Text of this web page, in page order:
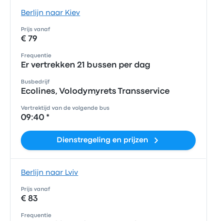
Berlijn naar Kiev
Prijs vanaf
€ 79
Frequentie
Er vertrekken 21 bussen per dag
Busbedrijf
Ecolines, Volodymyrets Transservice
Vertrektijd van de volgende bus
09:40 *
Dienstregeling en prijzen
Berlijn naar Lviv
Prijs vanaf
€ 83
Frequentie